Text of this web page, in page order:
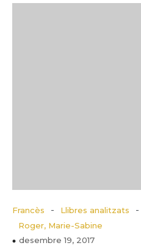
Francès - Llibres analitzats -
Roger, Marie-Sabine
desembre 19, 2017